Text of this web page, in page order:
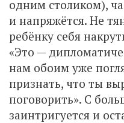
одним столиком),
и напряжётся. Не
ребёнку себя
«Это —
нам обоим уже
признать, что ты
поговорить». С
заинтригуется и